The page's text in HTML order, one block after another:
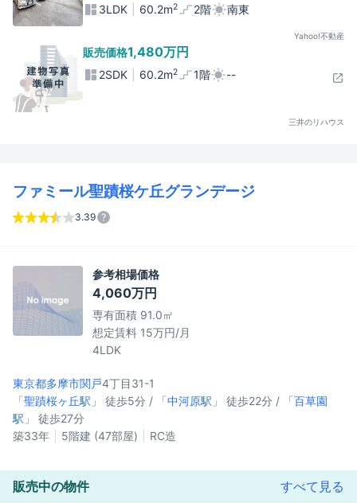
3LDK 60.2m2 2階 南東
Yahoo!不動産
販売価格1,480万円
2SDK 60.2m2 1階 --
三井のリハウス
ファミール聖蹟桜ケ丘グランデージ
3.39
参考相場価格
4,060万円
専有面積 91.0㎡
想定賃料 15万円/月
4LDK
東京都多摩市関戸4丁目31-1
「聖蹟桜ヶ丘駅 」 徒歩5分 / 「中河原駅 」 徒歩22分 / 「百草園
駅 」 徒歩27分
築33年
5階建 (47部屋) RC造
販売中の物件 すべて見る